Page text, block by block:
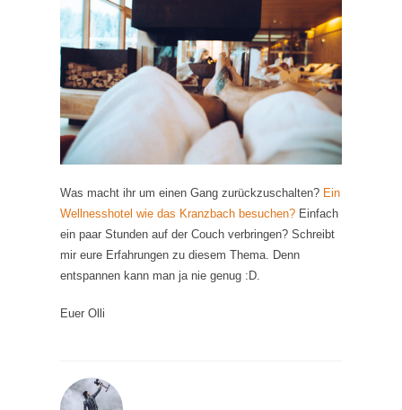
Was macht ihr um einen Gang zurückzuschalten? Ein
Wellnesshotel wie das Kranzbach besuchen? Einfach
ein paar Stunden auf der Couch verbringen? Schreibt
mir eure Erfahrungen zu diesem Thema. Denn
entspannen kann man ja nie genug :D.
Euer Olli